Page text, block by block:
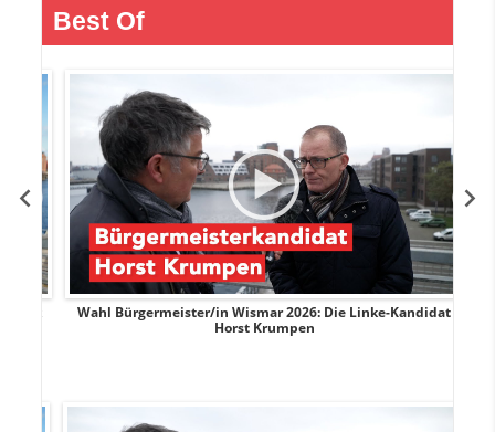
Best Of
Wahl Bürgermeister/in Wismar 2026: Die Linke-Kandidat
Horst Krumpen